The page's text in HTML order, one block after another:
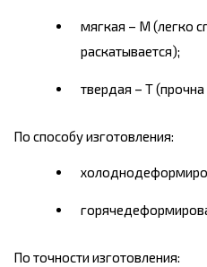
мягкая – М (легко
раскатывается);
твердая – Т
По способу изготовления:
По точности изготовления: